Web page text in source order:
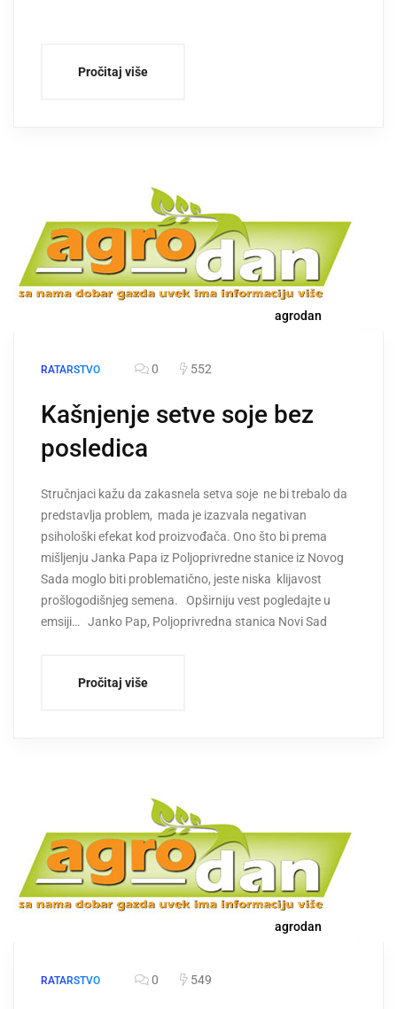
Pročitaj više
agrodan
RATARSTVO 0 552
Kašnjenje setve soje bez
posledica
Stručnjaci kažu da zakasnela setva soje ne bi trebalo da
predstavlja problem, mada je izazvala negativan
psihološki efekat kod proizvođača. Ono što bi prema
mišljenju Janka Papa iz Poljoprivredne stanice iz Novog
Sada moglo biti problematično, jeste niska klijavost
prošlogodišnjeg semena. Opširniju vest pogledajte u
emsiji… Janko Pap, Poljoprivredna stanica Novi Sad
Pročitaj više
agrodan
RATARSTVO 0 549